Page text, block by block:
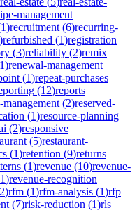
management
1)recruitment (6)recurring-
)refurbished (1)registration
(3)reliability (2)remix
1)renewal-management
(1)repeat-purchases
(12)reports
(2)reserved-
(1)resource-planning
(2)responsive
(5)restaurant-
(1)retention (9)returns
(1)revenue (10)revenue-
1)revenue-recognition
2)rfm (1)rfm-analysis (1)rfp
(7)risk-reduction (1)rls